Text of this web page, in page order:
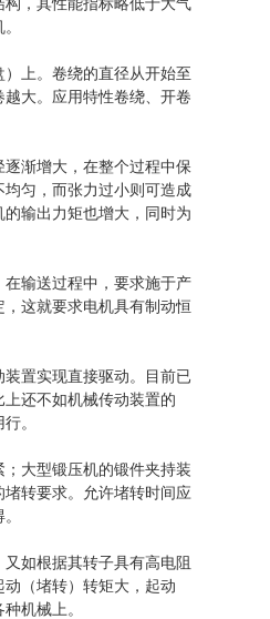
上。卷绕的直径从开始至
大。应用特性卷绕、开卷
渐增大，在整个过程中保
匀，而张力过小则可造成
输出力矩也增大，同时为
输送过程中，要求施于产
这就要求电机具有制动恒
置实现直接驱动。目前已
还不如机械传动装置的
。
大型锻压机的锻件夹持装
转要求。允许堵转时间应
如根据其转子具有高电阻
（堵转）转矩大，起动
机械上。